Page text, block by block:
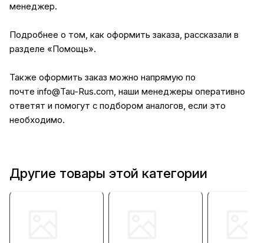
менеджер.
Подробнее о том, как оформить заказа, рассказали в
разделе «Помощь».
Также оформить заказ можно напрямую по
почте info@Tau-Rus.com, наши менеджеры оперативно
ответят и помогут с подбором аналогов, если это
необходимо.
Другие товары этой категории